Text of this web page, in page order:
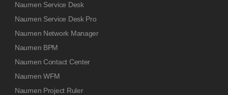
Naumen Service Desk
Naumen Service Desk Pro
Naumen Network Manager
Naumen BPM
Naumen Contact Center
Naumen WFM
Naumen Project Ruler